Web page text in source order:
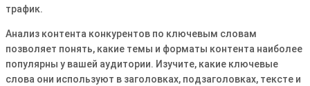
трафик.
Анализ контента конкурентов по ключевым словам
позволяет понять, какие темы и форматы контента наиболее
популярны у вашей аудитории. Изучите, какие ключевые
слова они используют в заголовках, подзаголовках, тексте и